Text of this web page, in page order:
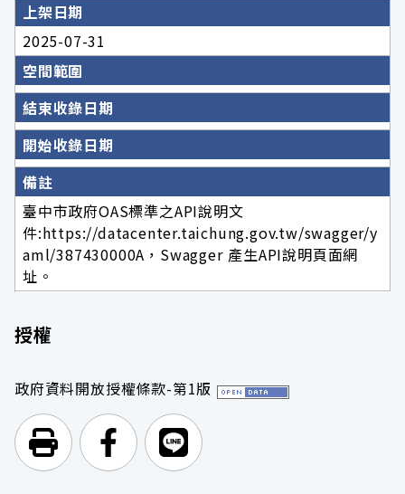
上架日期
2025-07-31
空間範圍
結束收錄日期
開始收錄日期
備註
臺中市政府OAS標準之API說明文
件:https://datacenter.taichung.gov.tw/swagger/y
aml/387430000A，Swagger 產生API說明頁面網
址。
授權
政府資料開放授權條款-第1版
列印頁面前往Facebook
前往Line